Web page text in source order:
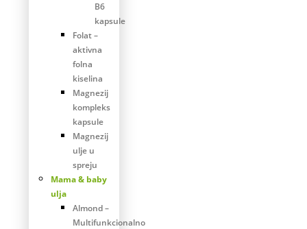
B6
kapsule
Folat –
aktivna
folna
kiselina
Magnezij
kompleks
kapsule
Magnezij
ulje u
spreju
Mama & baby
ulja
Almond –
Multifunkcionalno